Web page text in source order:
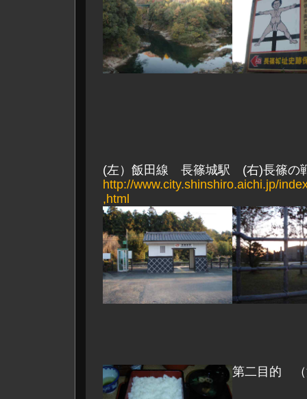
(左）飯田線 長篠城駅 (右)長篠の
http://www.city.shinshiro.aichi.jp/
,html
第二目的 （